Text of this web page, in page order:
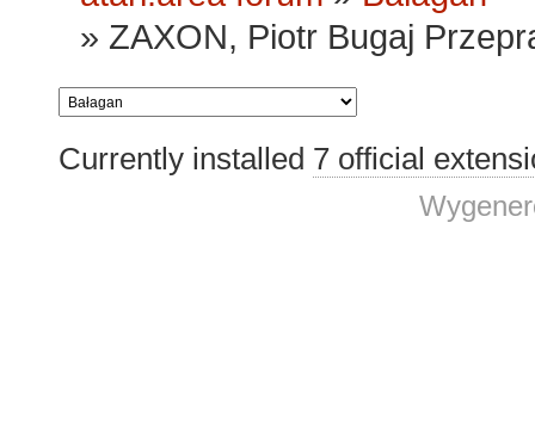
» ZAXON, Piotr Bugaj
Currently installed 7 official